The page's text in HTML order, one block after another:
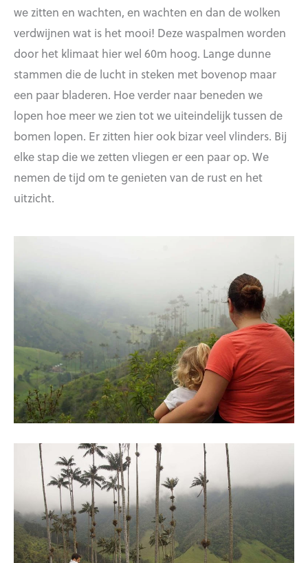
we zitten en wachten, en wachten en dan de wolken
verdwijnen wat is het mooi! Deze waspalmen worden
door het klimaat hier wel 60m hoog. Lange dunne
stammen die de lucht in steken met bovenop maar
een paar bladeren. Hoe verder naar beneden we
lopen hoe meer we zien tot we uiteindelijk tussen de
bomen lopen. Er zitten hier ook bizar veel vlinders. Bij
elke stap die we zetten vliegen er een paar op. We
nemen de tijd om te genieten van de rust en het
uitzicht.